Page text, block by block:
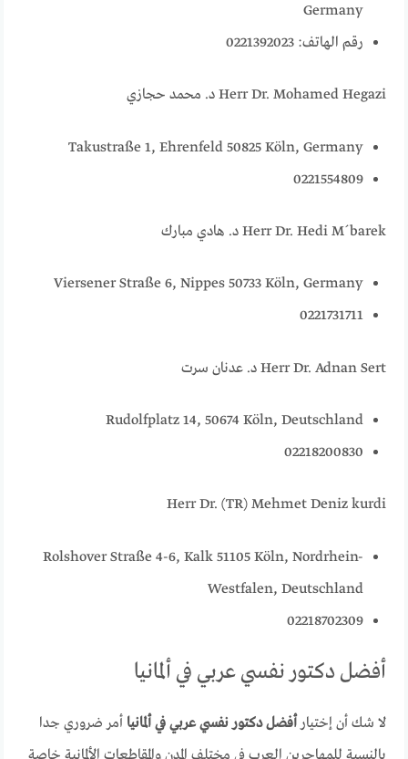
Germany
رقم الهاتف: 0221392023
Herr Dr. Mohamed Hegazi د. محمد حجازي
Takustraße 1, Ehrenfeld 50825 Köln, Germany
0221554809
Herr Dr. Hedi M´barek د. هادي مبارك
Viersener Straße 6, Nippes 50733 Köln, Germany
0221731711
Herr Dr. Adnan Sert د. عدنان سرت
Rudolfplatz 14, 50674 Köln, Deutschland
02218200830
Herr Dr. (TR) Mehmet Deniz kurdi
Rolshover Straße 4-6, Kalk 51105 Köln, Nordrhein-
Westfalen, Deutschland
02218702309
أفضل دكتور نفسي عربي في ألمانيا
لا شك أن إختيارأفضل دكتور نفسي عربي في ألمانيا أمر ضروري جدا
بالنسبة للمهاجرين العرب في مختلف المدن والمقاطعات الألمانية خاصة